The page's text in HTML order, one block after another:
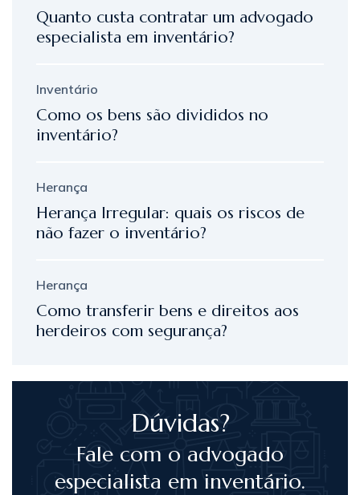
Quanto custa contratar um advogado
especialista em inventário?
Inventário
Como os bens são divididos no
inventário?
Herança
Herança Irregular: quais os riscos de
não fazer o inventário?
Herança
Como transferir bens e direitos aos
herdeiros com segurança?
Dúvidas?
Fale com o advogado
especialista em inventário.